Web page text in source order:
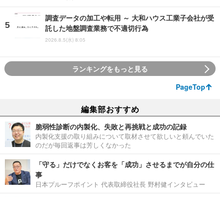
調査データの加工や転用 ～ 大和ハウス工業子会社が受
託した地盤調査業務で不適切行為
2026.8.5(水) 8:05
ランキングをもっと見る
PageTop
編集部おすすめ
脆弱性診断の内製化、失敗と再挑戦と成功の記録
内製化支援の取り組みについて取材させて欲しいと頼んでいた
のだが毎回返事は芳しくなかった
「守る」だけでなくお客を「成功」させるまでが自分の仕
事
日本プルーフポイント 代表取締役社長 野村健インタビュー